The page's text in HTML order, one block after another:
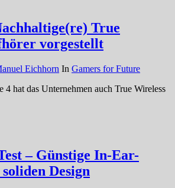
True
vorgestellt
Eichhorn In Gamers for Future
4 hat das Unternehmen auch True Wireless
– Günstige In-Ear-
Design